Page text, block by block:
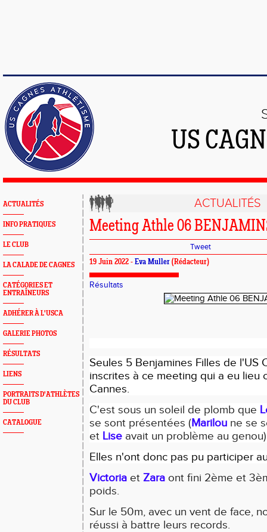
US
ACTUALITÉS
INFO PRATIQUES
LE CLUB
LA CALADE DE CAGNES
CATÉGORIES ET
ENTRAÎNEURS
ADHÉRER À L'USCA
GALERIE PHOTOS
RÉSULTATS
LIENS
PORTRAITS D'ATHLÈTES
DU CLUB
CATALOGUE
ACTUALITÉS
Meeting Athle 06
Tweet
19 Juin 2022 - Eva Muller (Rédacteur)
Résultats
Seules 5 Benjamines Filles de l'US
inscrites à ce meeting qui a eu lieu
Cannes.
C'est sous un soleil de plomb que
se sont présentées (Marilou ne se
et Lise avait un problème au
Elles n'ont donc pas pu participer
Victoria et Zara ont fini 2ème et
poids.
Sur le 50m, avec un vent de face,
réussi à battre leurs records.